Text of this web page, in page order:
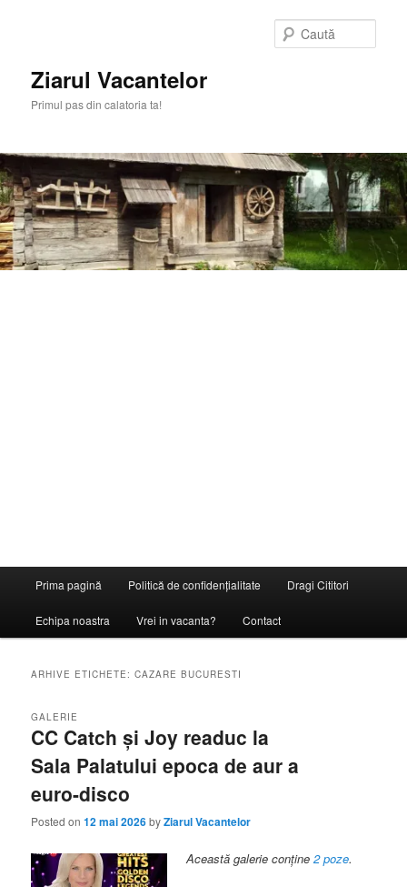
Ziarul Vacantelor
Primul pas din calatoria ta!
principal
Prima pagină Politică de confidențialitate Dragi Cititori
Echipa noastra Vrei in vacanta? Contact
ARHIVE ETICHETE:CAZARE BUCURESTI
CC Catch și Joy readuc la
Sala Palatului epoca de aur a
euro-disco
GALERIE
Posted on12 mai 2026byZiarul Vacantelor
Această galerie conține2 poze.